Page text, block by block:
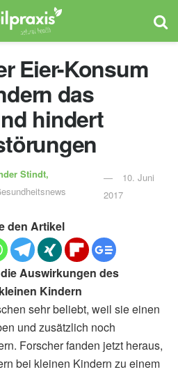
Eier-Konsum
das
hindert
Stindt,
10. Juni
2017
den Artikel
Auswirkungen des
Kindern
sehr beliebt, weil sie einen
und zusätzlich noch
Forscher fanden jetzt heraus,
bei kleinen Kindern zu einem